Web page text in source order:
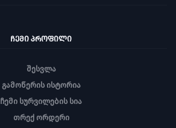
ᲩᲔᲛᲘ ᲞᲠᲝᲤᲘᲚᲘ
შესვლა
გამოწერის ისტორია
ჩემი სურვილების სია
თრექ ორდერი